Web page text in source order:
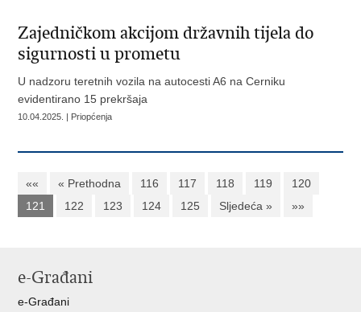
​Zajedničkom akcijom državnih tijela do
sigurnosti u prometu
U nadzoru teretnih vozila na autocesti A6 na Cerniku
evidentirano 15 prekršaja
10.04.2025. | Priopćenja
«« « Prethodna 116 117 118 119
120
121
122 123 124 125 Sljedeća » »»
e-Građani
e-Građani